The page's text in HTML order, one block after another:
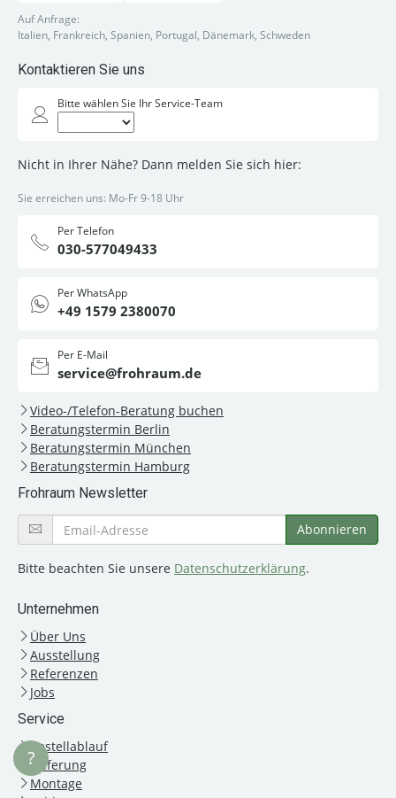
Auf Anfrage:
Italien, Frankreich, Spanien, Portugal, Dänemark, Schweden
Kontaktieren Sie uns
Bitte wählen Sie Ihr Service-Team
Nicht in Ihrer Nähe? Dann melden Sie sich hier:
Sie erreichen uns: Mo-Fr 9-18 Uhr
Per Telefon
030-577049433
Per WhatsApp
+49 1579 2380070
Per E-Mail
service@frohraum.de
Video-/Telefon-Beratung buchen
Beratungstermin Berlin
Beratungstermin München
Beratungstermin Hamburg
Frohraum Newsletter
Bitte beachten Sie unsere Datenschutzerklärung.
Unternehmen
Über Uns
Ausstellung
Referenzen
Jobs
Service
Bestellablauf
Lieferung
Montage
?